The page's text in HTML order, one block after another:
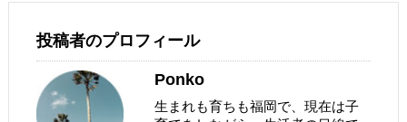
投稿者のプロフィール
Ponko
生まれも育ちも福岡で、現在は子